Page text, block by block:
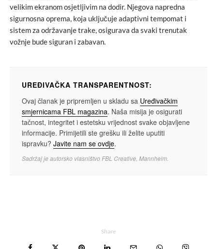
velikim ekranom osjetljivim na dodir. Njegova napredna
sigurnosna oprema, koja uključuje adaptivni tempomat i
sistem za održavanje trake, osigurava da svaki trenutak
vožnje bude siguran i zabavan.
UREĐIVAČKA TRANSPARENTNOST:
Ovaj članak je pripremljen u skladu sa Uređivačkim
smjernicama FBL magazina. Naša misija je osigurati
tačnost, integritet i estetsku vrijednost svake objavljene
informacije. Primijetili ste grešku ili želite uputiti
ispravku? Javite nam se ovdje.
Sadržaj je autorsko vlasništvo FBL Creative, Mannheim.
Share